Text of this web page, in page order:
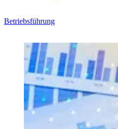
Betriebsführung